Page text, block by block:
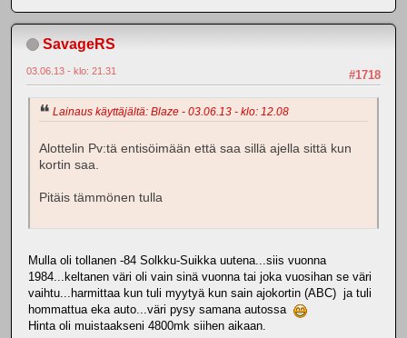
SavageRS
#1718
03.06.13 - klo: 21.31
Lainaus käyttäjältä: Blaze - 03.06.13 - klo: 12.08
Alottelin Pv:tä entisöimään että saa sillä ajella sittä kun
kortin saa.
Pitäis tämmönen tulla
Mulla oli tollanen -84 Solkku-Suikka uutena...siis vuonna
1984...keltanen väri oli vain sinä vuonna tai joka vuosihan se väri
vaihtu...harmittaa kun tuli myytyä kun sain ajokortin (ABC) ja tuli
hommattua eka auto...väri pysy samana autossa
Hinta oli muistaakseni 4800mk siihen aikaan.